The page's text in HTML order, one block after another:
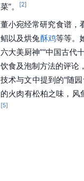
菜”。
[2]
董小宛经常研究食谱，
鲳以及烘兔酥鸡等等。
六大美厨神”“中国古代
饮食及泡制方法的评论
技术与文中提到的"随
的火肉有松柏之味，风
[5]